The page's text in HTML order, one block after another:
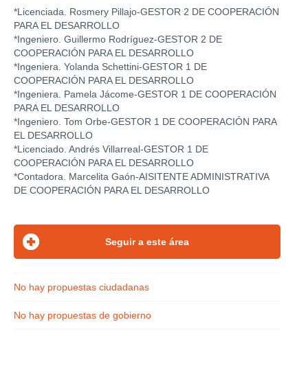
*Licenciada. Rosmery Pillajo-GESTOR 2 DE COOPERACIÓN
PARA EL DESARROLLO
*Ingeniero. Guillermo Rodríguez-GESTOR 2 DE
COOPERACIÓN PARA EL DESARROLLO
*Ingeniera. Yolanda Schettini-GESTOR 1 DE
COOPERACIÓN PARA EL DESARROLLO
*Ingeniera. Pamela Jácome-GESTOR 1 DE COOPERACIÓN
PARA EL DESARROLLO
*Ingeniero. Tom Orbe-GESTOR 1 DE COOPERACIÓN PARA
EL DESARROLLO
*Licenciado. Andrés Villarreal-GESTOR 1 DE
COOPERACIÓN PARA EL DESARROLLO
*Contadora. Marcelita Gaón-AISITENTE ADMINISTRATIVA
DE COOPERACIÓN PARA EL DESARROLLO
No hay propuestas ciudadanas
No hay propuestas de gobierno